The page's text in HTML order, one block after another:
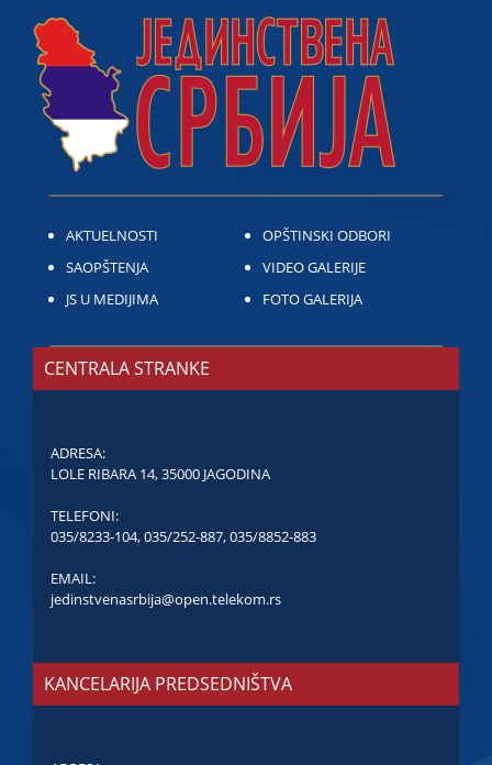
AKTUELNOSTI
SAOPŠTENJA
JS U MEDIJIMA
OPŠTINSKI ODBORI
VIDEO GALERIJE
FOTO GALERIJA
CENTRALA STRANKE
ADRESA:
LOLE RIBARA 14, 35000 JAGODINA
TELEFONI:
035/8233-104,035/252-887,035/8852-883
EMAIL:
jedinstvenasrbija@open.telekom.rs
KANCELARIJA PREDSEDNIŠTVA